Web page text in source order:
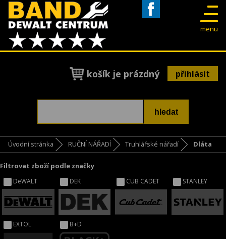
menu
košík je prázdný přihlásit
Úvodní stránka RUČNÍ NÁŘADÍ Truhlářské nářadí Dláta
Filtrovat zboží podle značky
DeWALT DEK CUB CADET STANLEY
EXTOL B+D